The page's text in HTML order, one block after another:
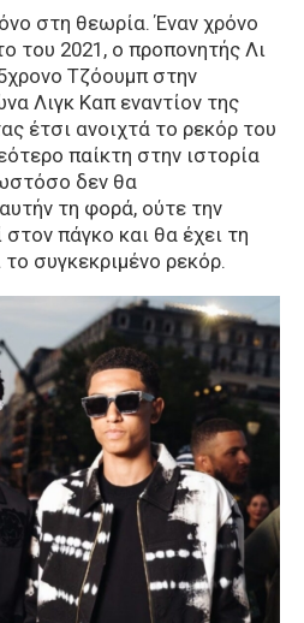
στη θεωρία. Έναν χρόνο
του 2021, ο προπονητής Λι
Τζόουμπ στην
Λιγκ Καπ εναντίον της
έτσι ανοιχτά το ρεκόρ του
παίκτη στην ιστορία
δεν θα
τη φορά, ούτε την
πάγκο και θα έχει τη
συγκεκριμένο ρεκόρ.